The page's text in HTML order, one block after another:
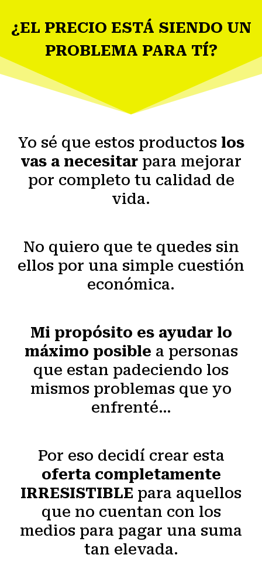
¿EL PRECIO ESTÁ SIENDO UN
PROBLEMA PARA TÍ?
Yo sé que estos productos los
vas a necesitar para mejorar
por completo tu calidad de
vida.
No quiero que te quedes sin
ellos por una simple cuestión
económica.
Mi propósito es ayudar lo
máximo posible a personas
que estan padeciendo los
mismos problemas que yo
enfrenté…
Por eso decidí crear esta
oferta completamente
IRRESISTIBLE para aquellos
que no cuentan con los
medios para pagar una suma
tan elevada.